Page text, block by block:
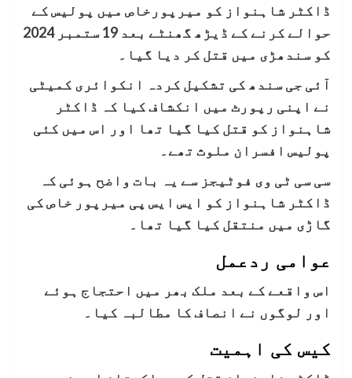
ڈاکٹر شاہنواز کو میرپورخاص میں پولیس کے
حوالے کرنے کے ڈیڑھ گھنٹے بعد 19 ستمبر 2024
کو سندھڑی میں قتل کر دیا گیا۔
آئی جی سندھ کی تشکیل کردہ انکوائری کمیٹی
نے اپنی رپورٹ میں انکشاف کیا کہ ڈاکٹر
شاہنواز کو قتل کیا گیا تھا اور اس میں کئی
پولیس افسران ملوث تھے۔
سی سی ٹی وی فوٹیجز سے یہ بات واضح ہوئی کہ
ڈاکٹر شاہنواز کو ایس ایس پی میرپور خاص کی
گاڑی میں منتقل کیا گیا تھا۔
عوامی ردعمل
اس واقعے کے بعد ملک بھر میں احتجاج ہوئے
اور لوگوں نے انصاف کا مطالبہ کیا۔
کیس کی اہمیت